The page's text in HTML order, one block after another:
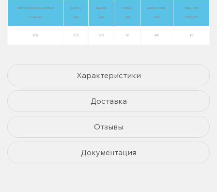
Расстояние между центрами
стоек, (мм)
Высота,
(мм)
Ширина,
(мм)
Глубина,
(мм)
Длина колена,
(мм)
Мощность
(±5%), (Вт)
800 825 503 60 490 86
Характеристики
Доставка
Отзывы
Документация